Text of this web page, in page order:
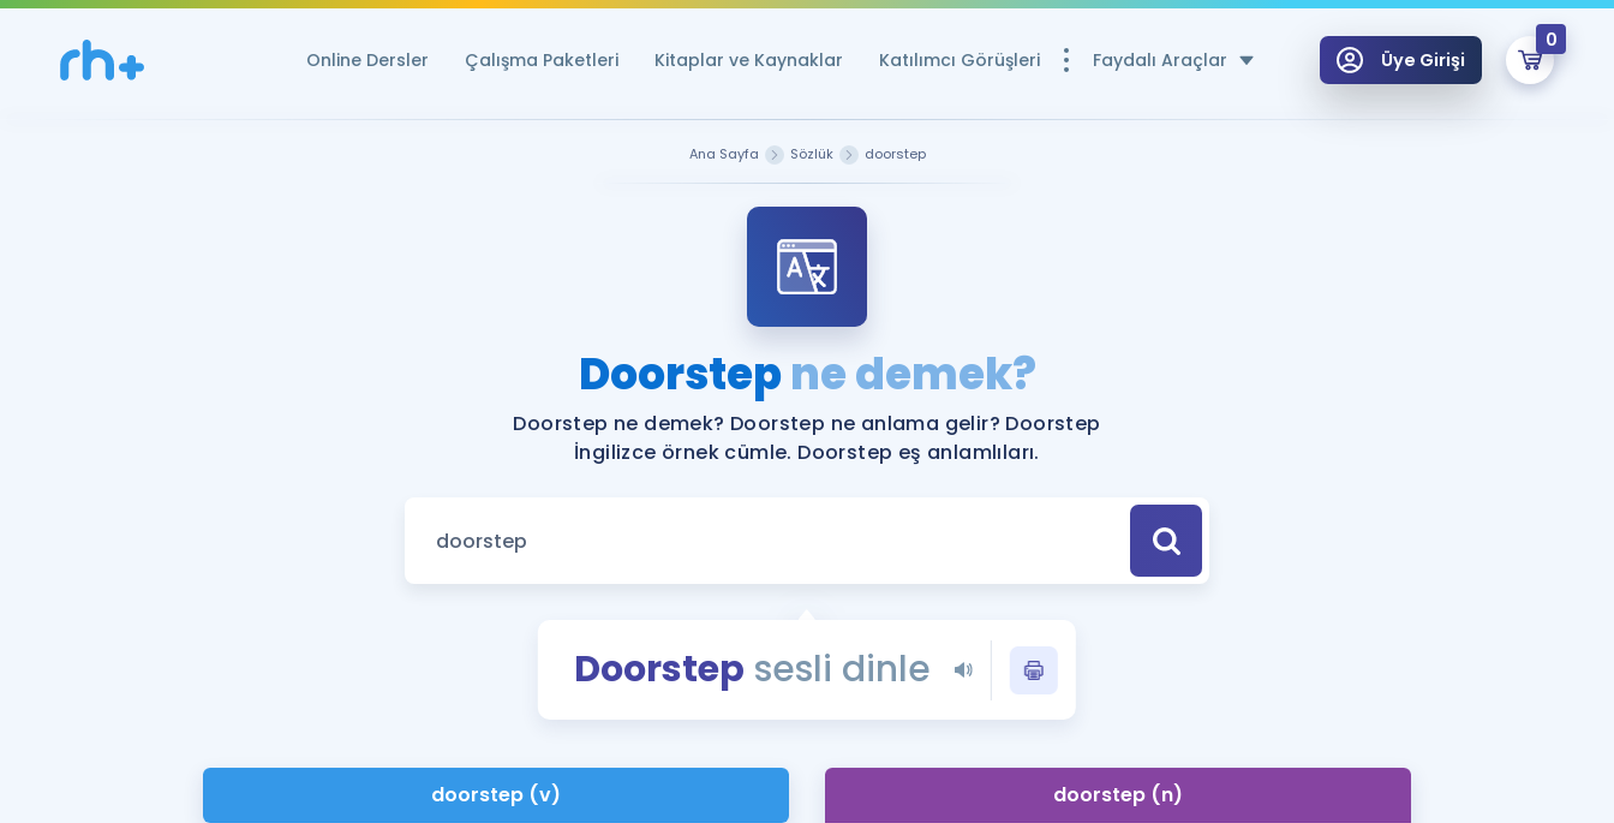
Online Dersler Çalışma Paketleri Kitaplar ve Kaynaklar Katılımcı Görüşleri Faydalı Araçlar
YDS ve YÖKDİL Puan Hesaplama Aracı
YDS ve YÖKDİL'e Hazırlananlar için Öneriler
Tüm ÖSYM Sınavları Tek Takvimde
YDS - YÖKDİL Tüm Sınavlarla İlgili Haberler
İngilizce Gramer
Üye Girişi
0
Ana Sayfa Sözlük doorstep
Doorstepne demek?
Doorstep ne demek? Doorstep ne anlama gelir? Doorstep
İngilizce örnek cümle. Doorstep eş anlamlıları.
Doorstep sesli dinle
doorstep (v) doorstep (n)